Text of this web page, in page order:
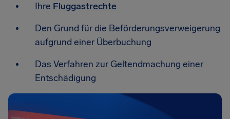
Ihre Fluggastrechte
Den Grund für die Beförderungsverweigerung
aufgrund einer Überbuchung
Das Verfahren zur Geltendmachung einer
Entschädigung